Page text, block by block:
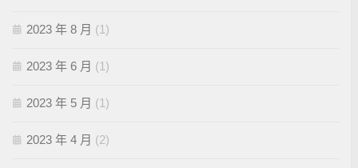
2023 年 8 月 (1)
2023 年 6 月 (1)
2023 年 5 月 (1)
2023 年 4 月 (2)